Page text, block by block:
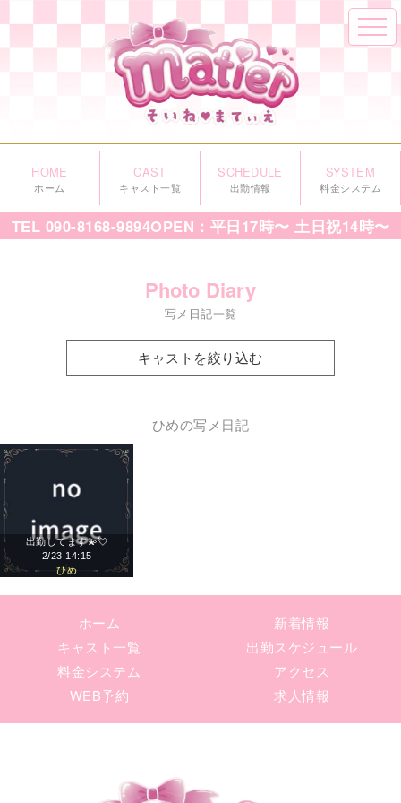
HOME
ホーム
CAST
キャスト一覧
SCHEDULE
出勤情報
SYSTEM
料金システム
TEL 090-8168-9894OPEN：平日17時〜 土日祝14時〜
Photo Diary
写メ日記一覧
キャストを絞り込む
ひめの写メ日記
出勤してます💫💘
2/23 14:15
ひめ
ホーム
新着情報
キャスト一覧
出勤スケジュール
料金システム
アクセス
WEB予約
求人情報